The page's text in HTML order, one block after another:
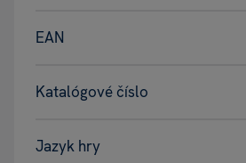
EAN
Katalógové číslo
Jazyk hry